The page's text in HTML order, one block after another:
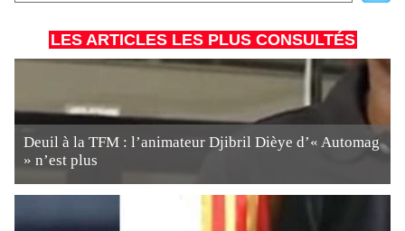
LES ARTICLES LES PLUS CONSULTÉS
Deuil à la TFM : l’animateur Djibril Dièye d’« Automag
» n’est plus